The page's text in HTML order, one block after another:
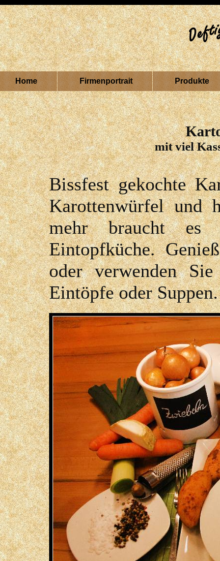
Home Firmenportrait Produkte
mit viel
Bissfest gekochte
Karottenwürfel und
mehr braucht
Eintopfküche.
oder verwenden
Eintöpfe oder Suppen.